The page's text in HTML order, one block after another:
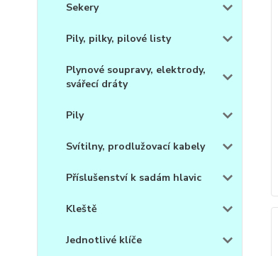
Sekery
Pily, pilky, pilové listy
Plynové soupravy, elektrody,
svářecí dráty
Pily
Svítilny, prodlužovací kabely
Příslušenství k sadám hlavic
Kleště
Jednotlivé klíče